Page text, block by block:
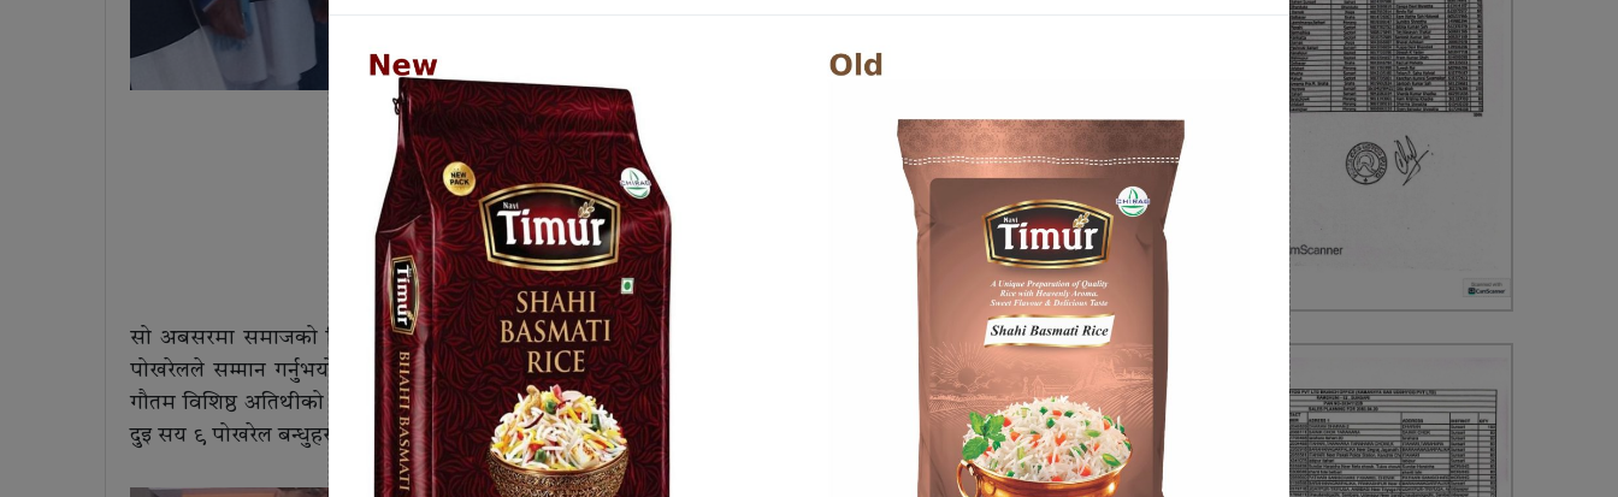
सो अबसरमा समाजको विभिन्न क्षेत्रमा योगदान पुर्याउने पोखरेल बन्धुहरुलाइ दोसल्ला र सम्मानपत्र समपर्णगरी प्रमुख अतिथी
पोखरेलले सम्मान गर्नुभयो ।कार्यक्रममा रोशन पोखरेल, विनोद पोखरेल,भरत पोखरेल, गोपाल गौरी प्रतिष्ठानकी अध्यक्ष इन्दिरा
गौतम विशिष्ठ अतिथीको रुपमा आशिन हुनुहुनथ्यो ।त्यसैगरी लक्षमण पोखरेल,मुनाल पोखरेल,हिरा पोखरेल रहनुभएको थियो ।
दुइ सय ९ पोखरेल बन्धुहरुको सहभागिता रहेको पोखरेल बंश प्रतिष्ठानका केन्द्रीय कोषध्यक्ष विष्णु पोखरेलले जानकारी दिनुभयो ।